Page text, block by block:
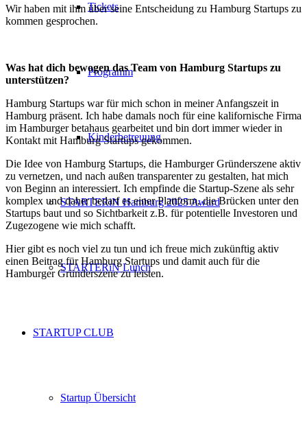
Tickets
Programm
Kinderbetreuung
STARTERiN Hamburg 2025 Award
STARTERiN Lunch
STARTUP CLUB
Startup Übersicht
Wir haben mit ihm über seine Entscheidung zu Hamburg Startups zu
kommen gesprochen.
Was hat dich bewogen das Team von Hamburg Startups zu
unterstützen?
Hamburg Startups war für mich schon in meiner Anfangszeit in
Hamburg präsent. Ich habe damals noch für eine kalifornische Firma
im Hamburger betahaus gearbeitet und bin dort immer wieder in
Kontakt mit Hamburg Startups gekommen.
Die Idee von Hamburg Startups, die Hamburger Gründerszene aktiv
zu vernetzen, und nach außen transparenter zu gestalten, hat mich
von Beginn an interessiert. Ich empfinde die Startup-Szene als sehr
komplex und daher bedarf es einer Plattform, die Brücken unter den
Startups baut und so Sichtbarkeit z.B. für potentielle Investoren und
Zugezogene wie mich schafft.
Hier gibt es noch viel zu tun und ich freue mich zukünftig aktiv
einen Beitrag für Hamburg Startups und damit auch für die
Hamburger Gründerszene zu leisten.